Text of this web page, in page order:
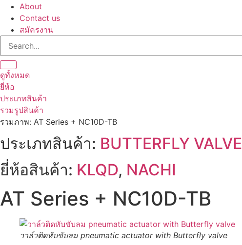
About
Contact us
สมัครงาน
ดูทั้งหมด
ยี่ห้อ
ประเภทสินค้า
รวมรูปสินค้า
รวมภาพ: AT Series + NC10D-TB
ประเภทสินค้า: BUTTERFLY VALVE
ยี่ห้อสินค้า: KLQD, NACHI
AT Series + NC10D-TB
วาล์วติดหับขับลม pneumatic actuator with Butterfly valve